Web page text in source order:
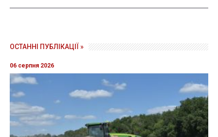
ОСТАННІ ПУБЛІКАЦІЇ »
06 серпня 2026